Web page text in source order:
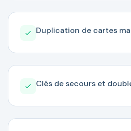
Duplication de cartes
Clés de secours et